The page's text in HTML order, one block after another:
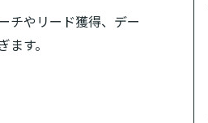
チやリード獲得、デー
す。